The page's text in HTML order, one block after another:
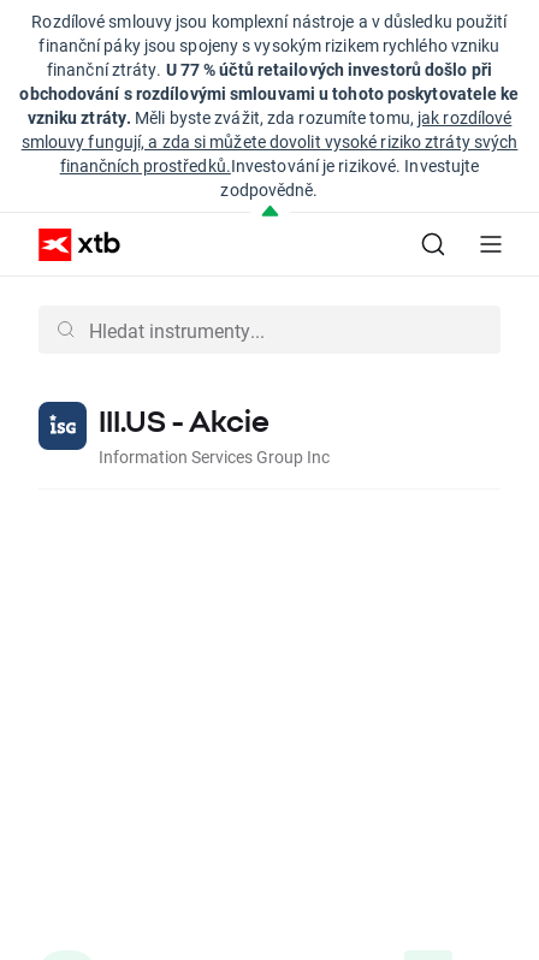
Rozdílové smlouvy jsou komplexní nástroje a v důsledku použití
finanční páky jsou spojeny s vysokým rizikem rychlého vzniku
finanční ztráty. U 77 % účtů retailových investorů došlo při
obchodování s rozdílovými smlouvami u tohoto poskytovatele ke
vzniku ztráty. Měli byste zvážit, zda rozumíte tomu, jak rozdílové
smlouvy fungují, a zda si můžete dovolit vysoké riziko ztráty svých
finančních prostředků.Investování je rizikové. Investujte
zodpovědně.
III.US - Akcie
Information Services Group Inc